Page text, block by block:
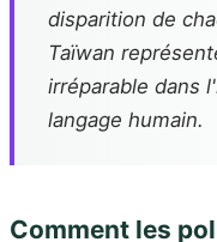
disparition de
Taïwan
irréparable dans
langage humain.
Comment les